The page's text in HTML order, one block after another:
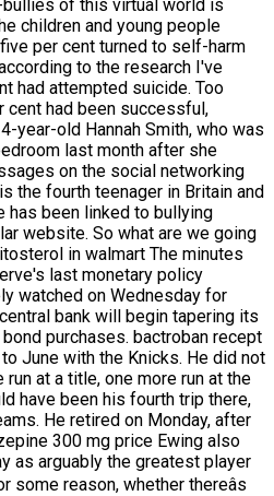
of this virtual world is
children and young people
per cent turned to self-harm
to the research I've
had attempted suicide. Too
cent had been successful,
year-old Hannah Smith, who was
last month after she
on the social networking
the fourth teenager in Britain and
has been linked to bullying
website. So what are we going
in walmart The minutes
last monetary policy
watched on Wednesday for
bank will begin tapering its
purchases. bactroban recept
June with the Knicks. He did not
at a title, one more run at the
have been his fourth trip there,
He retired on Monday, after
300 mg price Ewing also
as arguably the greatest player
some reason, whether thereâs